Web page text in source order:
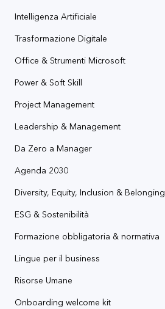
Intelligenza Artificiale
Trasformazione Digitale
Office & Strumenti Microsoft
Power & Soft Skill
Project Management
Leadership & Management
Da Zero a Manager
Agenda 2030
Diversity, Equity, Inclusion & Belonging
ESG & Sostenibilità
Formazione obbligatoria & normativa
Lingue per il business
Risorse Umane
Onboarding welcome kit